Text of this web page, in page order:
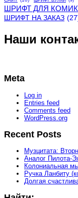
ШРИФТ ДЛЯ
ШРИФТ НА ЗАКАЗ
Наши
Meta
Log in
Entries feed
Comments feed
WordPress.org
Recent Posts
Музцитата:
Аналог Пилота-
Колониальная
Ручка Ланбиту
Долгая